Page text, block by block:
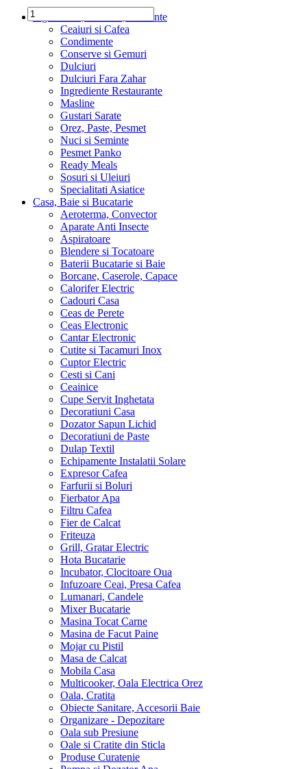
Ingrediente, Dulciuri, Alimente
Ceaiuri si Cafea
Condimente
Conserve si Gemuri
Dulciuri
Dulciuri Fara Zahar
Ingrediente Restaurante
Masline
Gustari Sarate
Orez, Paste, Pesmet
Nuci si Seminte
Pesmet Panko
Ready Meals
Sosuri si Uleiuri
Specialitati Asiatice
Casa, Baie si Bucatarie
Aeroterma, Convector
Aparate Anti Insecte
Aspiratoare
Blendere si Tocatoare
Baterii Bucatarie si Baie
Borcane, Caserole, Capace
Calorifer Electric
Cadouri Casa
Ceas de Perete
Ceas Electronic
Cantar Electronic
Cutite si Tacamuri Inox
Cuptor Electric
Cesti si Cani
Ceainice
Cupe Servit Inghetata
Decoratiuni Casa
Dozator Sapun Lichid
Decoratiuni de Paste
Dulap Textil
Echipamente Instalatii Solare
Expresor Cafea
Farfurii si Boluri
Fierbator Apa
Filtru Cafea
Fier de Calcat
Friteuza
Grill, Gratar Electric
Hota Bucatarie
Incubator, Clocitoare Oua
Infuzoare Ceai, Presa Cafea
Lumanari, Candele
Mixer Bucatarie
Masina Tocat Carne
Masina de Facut Paine
Mojar cu Pistil
Masa de Calcat
Mobila Casa
Multicooker, Oala Electrica Orez
Oala, Cratita
Obiecte Sanitare, Accesorii Baie
Organizare - Depozitare
Oala sub Presiune
Oale si Cratite din Sticla
Produse Curatenie